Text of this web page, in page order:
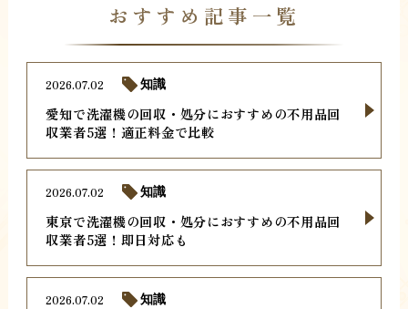
おすすめ記事一覧
愛知で洗濯機の回収・処分におすすめの不用品回
収業者5選！適正料金で比較
2026.07.02 知識
東京で洗濯機の回収・処分におすすめの不用品回
収業者5選！即日対応も
2026.07.02 知識
2026.07.02 知識